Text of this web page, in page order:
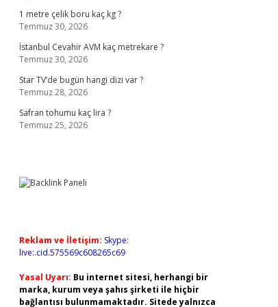
1 metre çelik boru kaç kg ?
Temmuz 30, 2026
İstanbul Cevahir AVM kaç metrekare ?
Temmuz 30, 2026
Star TV’de bugün hangi dizi var ?
Temmuz 28, 2026
Safran tohumu kaç lira ?
Temmuz 25, 2026
Reklam ve İletişim: Skype:
live:.cid.575569c608265c69
Yasal Uyarı: Bu internet sitesi, herhangi bir
marka, kurum veya şahıs şirketi ile hiçbir
bağlantısı bulunmamaktadır. Sitede yalnızca